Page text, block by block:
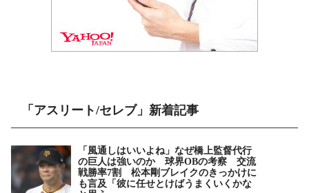
「アスリート/セレブ」新着記事
「風通しはいいよね」なぜ橋上監督代行
の巨人は強いのか 球界OBの考察 交流
戦勝率7割 松本剛ブレイクのきっかけに
も言及「彼に任せとけばうまくいくかな